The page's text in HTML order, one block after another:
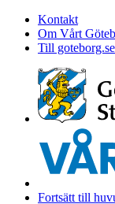
Kontakt
Om Vårt
Till goteborg.se
Fortsätt till